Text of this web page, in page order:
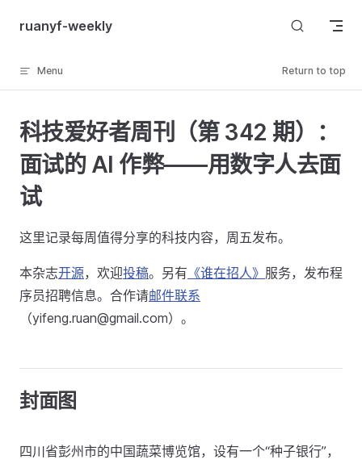
Skip to content
ruanyf-weekly
Menu Return to top
科技爱好者周刊（第 342 期）：
面试的 AI 作弊——用数字人去面
试
这里记录每周值得分享的科技内容，周五发布。
本杂志开源，欢迎投稿。另有 《谁在招人》 服务，发布程
序员招聘信息。合作请邮件联系
（yifeng.ruan@gmail.com）。
封面图
四川省彭州市的中国蔬菜博览馆，设有一个“种子银行”，